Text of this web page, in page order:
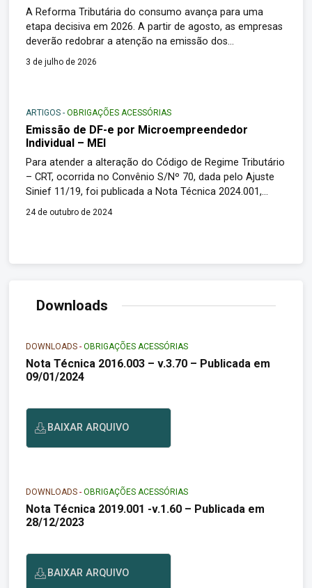
A Reforma Tributária do consumo avança para uma
etapa decisiva em 2026. A partir de agosto, as empresas
deverão redobrar a atenção na emissão dos
documentos fiscais eletrônicos, pois o preenchimento
dos campos relativos ao Imposto sobre Bens e Serviços
3 de julho de 2026
ARTIGOS -OBRIGAÇÕES ACESSÓRIAS
Emissão de DF-e por Microempreendedor
Individual – MEI
Para atender a alteração do Código de Regime Tributário
– CRT, ocorrida no Convênio S/Nº 70, dada pelo Ajuste
Sinief 11/19, foi publicada a Nota Técnica 2024.001,
v.1.20, que passou a exigir do MEI, a partir de 16 de
24 de outubro de 2024
Downloads
DOWNLOADS -OBRIGAÇÕES ACESSÓRIAS
Nota Técnica 2016.003 – v.3.70 – Publicada em
09/01/2024
BAIXAR ARQUIVO
DOWNLOADS -OBRIGAÇÕES ACESSÓRIAS
Nota Técnica 2019.001 -v.1.60 – Publicada em
28/12/2023
BAIXAR ARQUIVO